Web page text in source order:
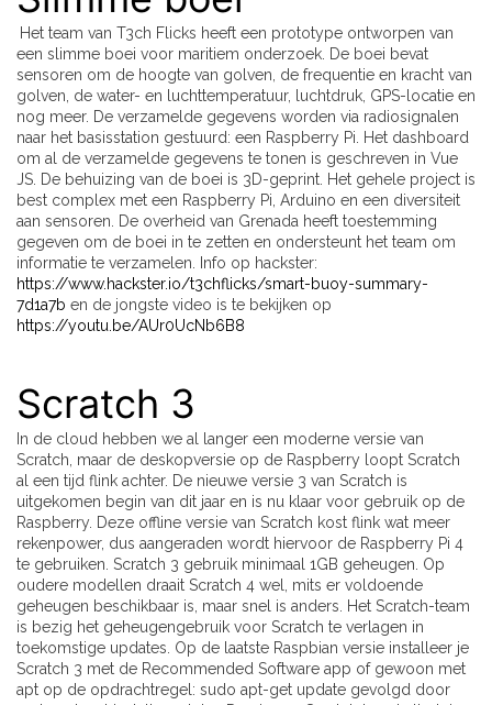
Het team van T3ch Flicks heeft een prototype ontworpen van
een slimme boei voor maritiem onderzoek. De boei bevat
sensoren om de hoogte van golven, de frequentie en kracht van
golven, de water- en luchttemperatuur, luchtdruk, GPS-locatie en
nog meer. De verzamelde gegevens worden via radiosignalen
naar het basisstation gestuurd: een Raspberry Pi. Het dashboard
om al de verzamelde gegevens te tonen is geschreven in Vue
JS. De behuizing van de boei is 3D-geprint. Het gehele project is
best complex met een Raspberry Pi, Arduino en een diversiteit
aan sensoren. De overheid van Grenada heeft toestemming
gegeven om de boei in te zetten en ondersteunt het team om
informatie te verzamelen. Info op hackster:
https://www.hackster.io/t3chflicks/smart-buoy-summary-
7d1a7b en de jongste video is te bekijken op
https://youtu.be/AUr0UcNb6B8
Scratch 3
In de cloud hebben we al langer een moderne versie van
Scratch, maar de deskopversie op de Raspberry loopt Scratch
al een tijd flink achter. De nieuwe versie 3 van Scratch is
uitgekomen begin van dit jaar en is nu klaar voor gebruik op de
Raspberry. Deze offline versie van Scratch kost flink wat meer
rekenpower, dus aangeraden wordt hiervoor de Raspberry Pi 4
te gebruiken. Scratch 3 gebruik minimaal 1GB geheugen. Op
oudere modellen draait Scratch 4 wel, mits er voldoende
geheugen beschikbaar is, maar snel is anders. Het Scratch-team
is bezig het geheugengebruik voor Scratch te verlagen in
toekomstige updates. Op de laatste Raspbian versie installeer je
Scratch 3 met de Recommended Software app of gewoon met
apt op de opdrachtregel: sudo apt-get update gevolgd door